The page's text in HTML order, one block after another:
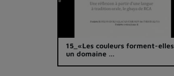
15_«Les couleurs forment-elles
un domaine …